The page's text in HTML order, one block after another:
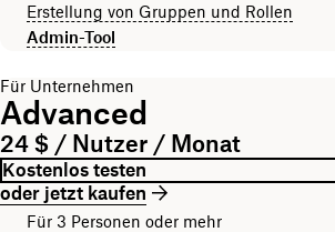
Erstellung von Gruppen und Rollen
Admin-Tool
Für Unternehmen
Advanced
24 $ / Nutzer / Monat
Kostenlos testen
oder jetzt kaufen
Für 3 Personen oder mehr